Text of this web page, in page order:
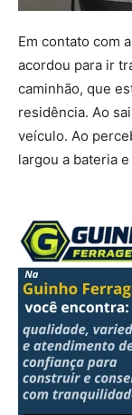
Em contato com
acordou para ir
caminhão, que
residência. Ao
veículo. Ao
largou a bateria